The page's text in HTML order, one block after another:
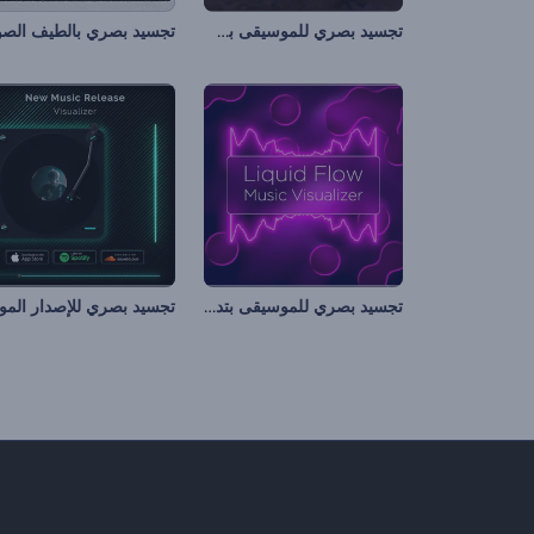
تجسيد بصري للموسيقى بسطح المريخ
تجسيد بصري للموسيقى بتدفق السوائل